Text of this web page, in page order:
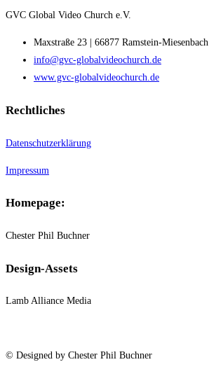
GVC Global Video Church e.V.
Maxstraße 23 | 66877 Ramstein-Miesenbach
info@gvc-globalvideochurch.de
www.gvc-globalvideochurch.de
Rechtliches
Datenschutzerklärung
Impressum
Homepage:
Chester Phil Buchner
Design-Assets
Lamb Alliance Media
© Designed by Chester Phil Buchner